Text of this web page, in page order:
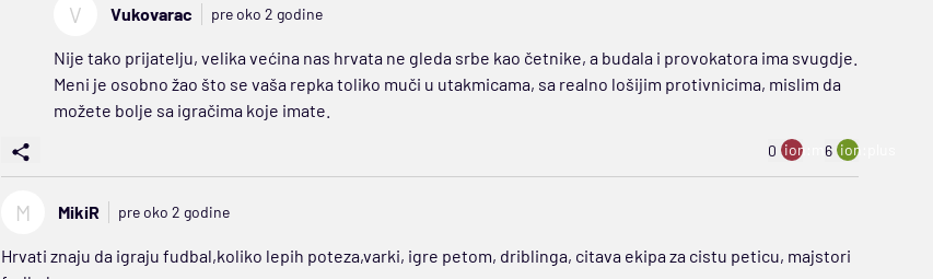
V Vukovarac pre oko 2 godine
Nije tako prijatelju, velika većina nas hrvata ne gleda srbe kao četnike, a budala i provokatora ima svugdje.
Meni je osobno žao što se vaša repka toliko muči u utakmicama, sa realno lošijim protivnicima, mislim da
možete bolje sa igračima koje imate.
0 ion:minus
6 ion:plus
M MikiR pre oko 2 godine
Hrvati znaju da igraju fudbal,koliko lepih poteza,varki, igre petom, driblinga, citava ekipa za cistu peticu, majstori